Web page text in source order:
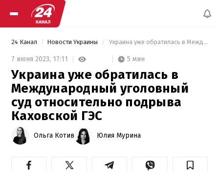
24 Канал Новости Украины Украина уже обратилась в Международный уголовный суд относительно подрыва Каховской ГЭС
7 июня 2023, 17:11 5 мин
Украина уже обратилась в
Международный уголовный
суд относительно подрыва
Каховской ГЭС
Ольга Котив Юлия Мурина